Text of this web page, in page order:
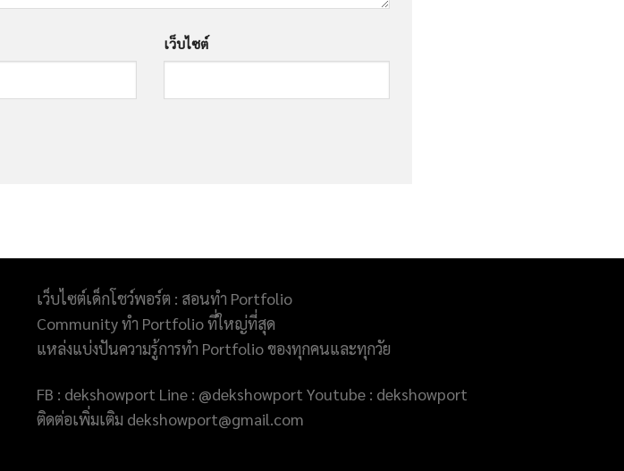
เว็บไซต์
เว็บไซต์เด็กโชว์พอร์ต : สอนทำ Portfolio
Community ทำ Portfolio ที่ใหญ่ที่สุด
แหล่งแบ่งปันความรู้การทำ Portfolio ของทุกคนและทุกวัย
FB : dekshowport Line : @dekshowport Youtube : dekshowport
ติดต่อเพิ่มเติม dekshowport@gmail.com